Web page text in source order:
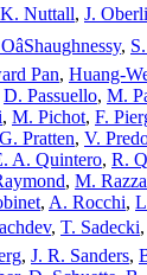
Nuttall, J.
,
Pan, Huang-
D. Passuello, M.
, M. Pichot, F.
G. Pratten, V.
A. Quintero, R.
, M.
, A. Rocchi,
, T. Sadecki,
, J. R. Sanders,